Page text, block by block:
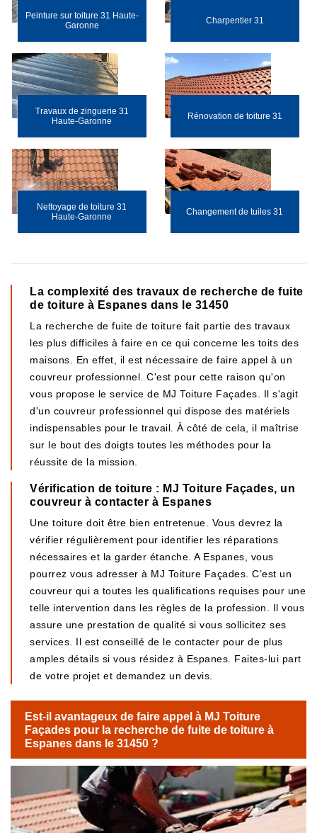
Peinture sur toiture 31 Haute-
Garonne
Charpentier 31
Travaux de zinguerie 31
Haute-Garonne
Rénovation de toiture 31
Nettoyage de toiture 31
Haute-Garonne
Changement de tuiles 31
La complexité des travaux de recherche de fuite
de toiture à Espanes dans le 31450
La recherche de fuite de toiture fait partie des travaux
les plus difficiles à faire en ce qui concerne les toits des
maisons. En effet, il est nécessaire de faire appel à un
couvreur professionnel. C'est pour cette raison qu'on
vous propose le service de MJ Toiture Façades. Il s'agit
d'un couvreur professionnel qui dispose des matériels
indispensables pour le travail. À côté de cela, il maîtrise
sur le bout des doigts toutes les méthodes pour la
réussite de la mission.
Vérification de toiture : MJ Toiture Façades, un
couvreur à contacter à Espanes
Une toiture doit être bien entretenue. Vous devrez la
vérifier régulièrement pour identifier les réparations
nécessaires et la garder étanche. A Espanes, vous
pourrez vous adresser à MJ Toiture Façades. C’est un
couvreur qui a toutes les qualifications requises pour une
telle intervention dans les règles de la profession. Il vous
assure une prestation de qualité si vous sollicitez ses
services. Il est conseillé de le contacter pour de plus
amples détails si vous résidez à Espanes. Faites-lui part
de votre projet et demandez un devis.
Est-il avantageux de faire appel à MJ Toiture
Façades pour la recherche de fuite de toiture à
Espanes dans le 31450 ?